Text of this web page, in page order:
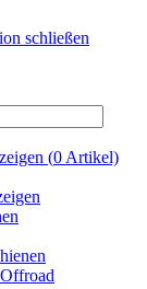
schließen
(0 Artikel)